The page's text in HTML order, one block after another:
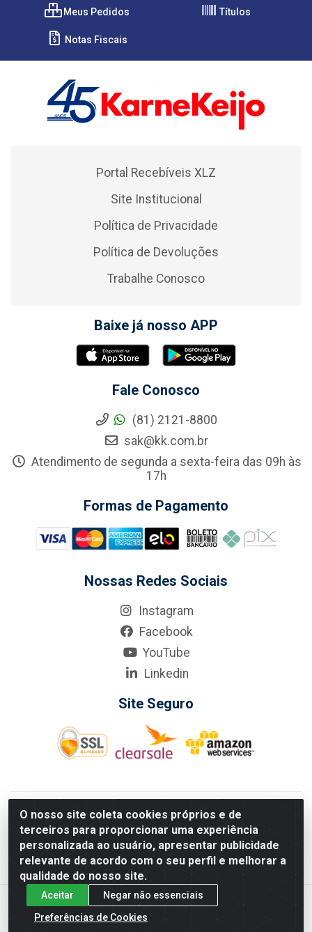
O nosso site coleta cookies próprios e de
terceiros para proporcionar uma experiência
personalizada ao usuário, apresentar publicidade
relevante de acordo com o seu perfil e melhorar a
qualidade do nosso site.
Aceitar
Negar não essenciais
Preferências de Cookies
Meus Pedidos Títulos
Notas Fiscais
Portal Recebíveis XLZ
Site Institucional
Política de Privacidade
Política de Devoluções
Trabalhe Conosco
Baixe já nosso APP
Fale Conosco
(81) 2121-8800
sak@kk.com.br
Atendimento de segunda a sexta-feira das 09h às
17h
Formas de Pagamento
Nossas Redes Sociais
Instagram
Facebook
YouTube
Linkedin
Site Seguro
KarneKeijo Logistica Integrada LTDA - Rod. Br-101 Sul, nº3700
- Barro, Recife/PE, 50900-400 CNPJ: 24.150.377/0001-95
Estados atendidos pela KarneKeijo: PE, PB e RN.